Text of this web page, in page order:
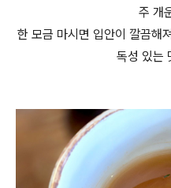
주 개
한 모금 마시면 입안이 깔끔해
독성 있는